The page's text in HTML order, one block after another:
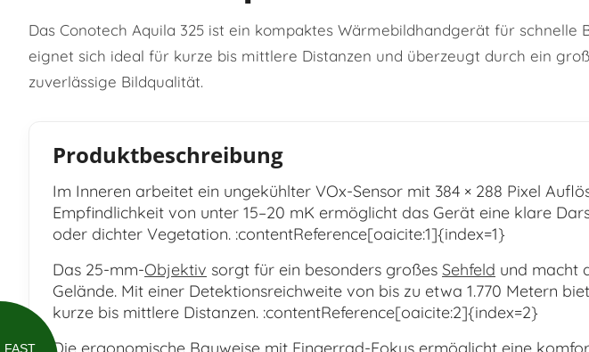
FAST
Das Conotech Aquila 325 ist ein kompaktes Wärmebildhandgerät für schnelle
eignet sich ideal für kurze bis mittlere Distanzen und überzeugt durch ein
zuverlässige Bildqualität.
Produktbeschreibung
Im Inneren arbeitet ein ungekühlter VOx-Sensor mit 384 × 288 Pixel
Empfindlichkeit von unter 15–20 mK ermöglicht das Gerät eine klare
oder dichter Vegetation. :contentReference[oaicite:1]{index=1}
Das 25-mm-Objektiv sorgt für ein besonders großes Sehfeld und macht
Gelände. Mit einer Detektionsreichweite von bis zu etwa 1.770 Metern
kurze bis mittlere Distanzen. :contentReference[oaicite:2]{index=2}